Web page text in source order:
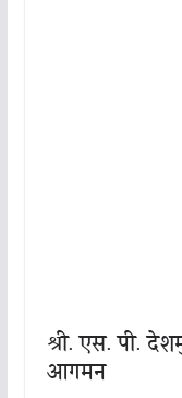
श्री. एस. पी.
आगमन